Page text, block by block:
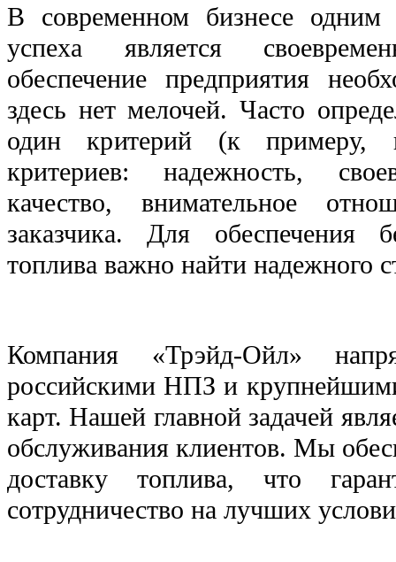
В современном бизнесе
успеха является
обеспечение предприятия
здесь нет мелочей. Часто
один критерий (к примеру,
критериев: надежность,
качество, внимательное
заказчика. Для обеспечения
топлива важно найти надежного
Компания «Трэйд-Ойл»
российскими НПЗ и
карт. Нашей главной задачей
обслуживания клиентов. Мы
доставку топлива, что
сотрудничество на лучших